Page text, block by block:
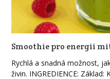
Smoothie pro energii
Rychlá a snadná možnost,
živin. INGREDIENCE: Základ: